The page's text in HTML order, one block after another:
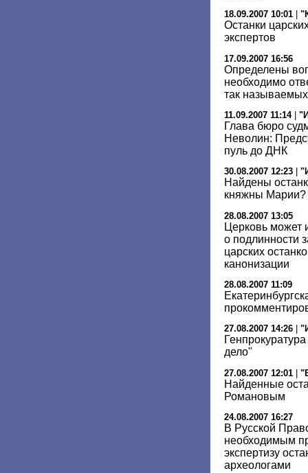
18.09.2007 10:01
Останки
экспертов
17.09.2007 16:56
Определены
необходимо
так
11.09.2007 11:14|
Глава бюро
Неволин:
пуль до ДНК
30.08.2007 12:23
Найдены
княжны Марии?
28.08.2007 13:05
Церковь может
о подлинности
царских
канонизации
28.08.2007 11:09
27.08.2007 14:26
дело"
27.08.2007 12:01 |
Найденные
Романовым
24.08.2007 16:27
В Русской
необходимым
экспертизу
археологами